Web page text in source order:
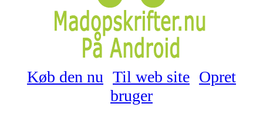
Køb den nu Til web site Opret
bruger